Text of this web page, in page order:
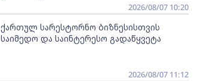
2026/08/07 10:20
ქართულ სარესტორნო ბიზნესისთვის
საიმედო და საინტერესო გადაწყვეტა
2026/08/07 11:12